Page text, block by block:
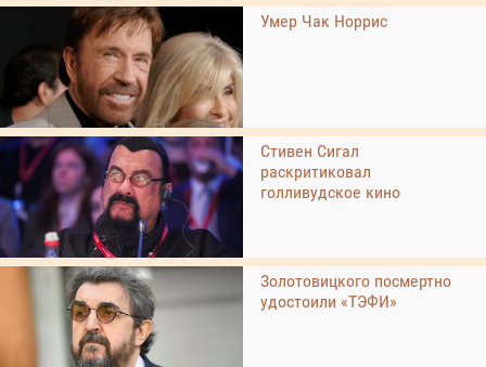
Умер Чак Норрис
Стивен Сигал
раскритиковал
голливудское кино
Золотовицкого посмертно
удостоили «ТЭФИ»